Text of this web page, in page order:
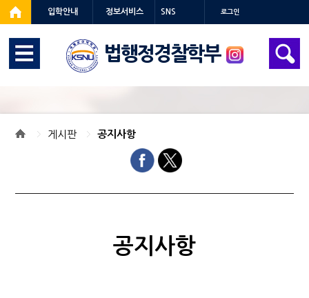
입학안내 정보서비스 SNS 로그인
법행정경찰학부
게시판 공지사항
공지사항